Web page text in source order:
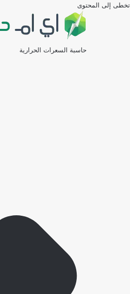
تخطى إلى المحتوى
حاسبة السعرات الحرارية